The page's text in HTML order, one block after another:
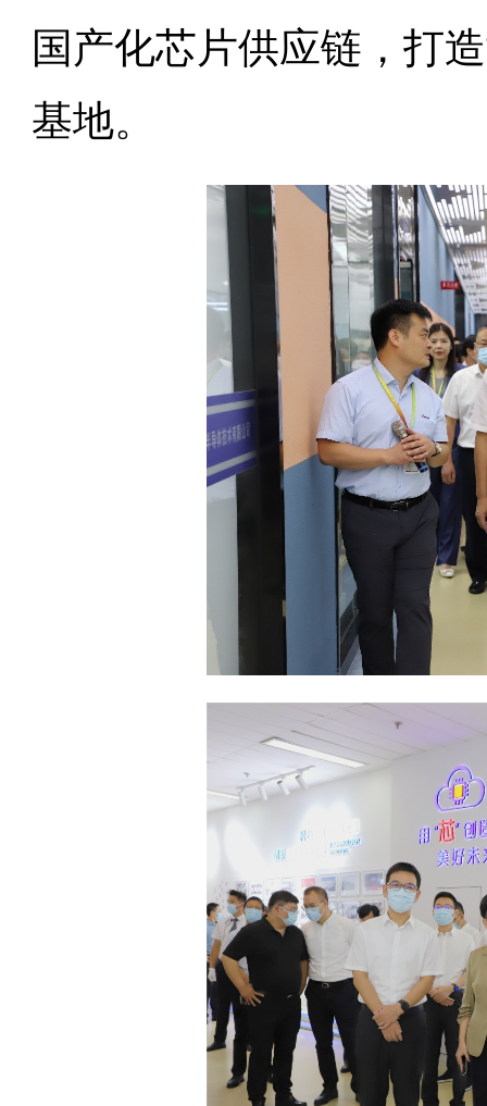
国产化芯片供应链，打
基地。